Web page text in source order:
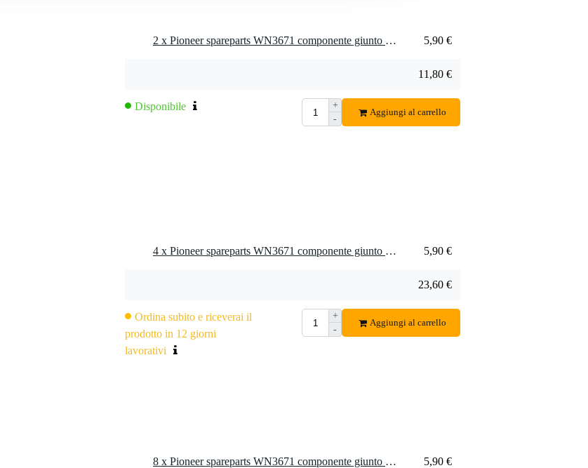
2 x Pioneer spareparts WN3671 componente giunto per cuffie HDJ-2000 5,90 €
11,80 €
Disponibile
+
-
Aggiungi al carrello
4 x Pioneer spareparts WN3671 componente giunto per cuffie HDJ-2000 5,90 €
23,60 €
Ordina subito e riceverai il
prodotto in 12 giorni
lavorativi
+
-
Aggiungi al carrello
8 x Pioneer spareparts WN3671 componente giunto per cuffie HDJ-2000 5,90 €